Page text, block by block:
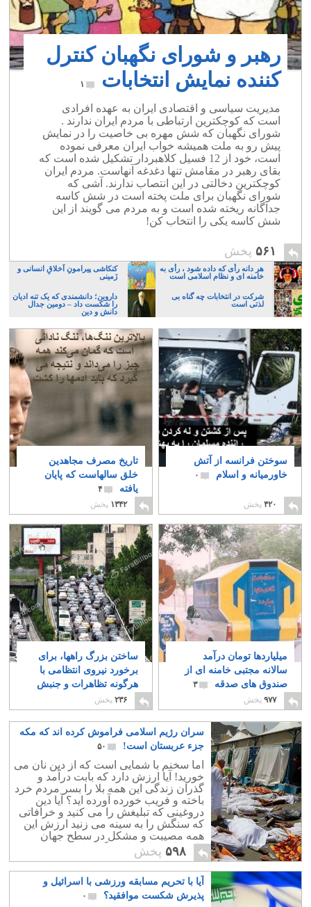
رهبر و شورای نگهبان کنترل
کننده نمایش انتخابات
۱
مدیریت سیاسی و اقتصادی ایران به عهده افرادی
است که کوچکترین ارتباطی با مردم ایران ندارند .
شورای نگهبان که شش مهره بی خاصیت را در نمایش
پیش رو به ملت همیشه خواب ایران معرفی نموده
است، خود از 12 فسیل کلاهبردار تشکیل شده است که
بقای رهبر در مقامش تنها دغدغه آنهاست. مردم ایران
کوچکترین دخالتی در این انتصاب ندارند. آشی که
شورای نگهبان برای ملت پخته است در شش کاسه
جداگانه ریخته شده است و به مردم می گویند از این
شش کاسه یکی را انتخاب کن!
۵۶۱ پخش
هر دانه رأی که داده شود ، رأی به
خامنه ای و نظام اسلامی است
کنکاشی پیرامونِ اَخلاقِ انسانی و
زَمینی
شرکت در انتخابات چه گناه بی
لذتی است
داروین؛ دانشمندی که یک تنه ادیان
را شکست داد – دومین جدال
دانش و دین
سوختن فرانسه از آتش
خاورمیانه و اسلام
۰
۴۲۰ پخش
تاریخ مصرف مجاهدین
خلق سالهاست که پایان
یافته
۴
۱۳۴۲ پخش
میلیاردها تومان درآمد
سالانه مجتبی خامنه ای از
صندوق های صدقه
۳
۹۷۷ پخش
ساختن بزرگ راهها، برای
برخورد نیروی انتظامی با
هرگونه تظاهرات و جنبش
مردمی
۲۳۶ پخش
سران رژیم اسلامی فراموش کرده اند که مکه
جزء عربستان است!
۵۰
اما سخنم با شمایی است که از دین نان می
خورید! آیا ارزش دارد که بابت درآمد و
گذران زندگی این همه بلا را بسر مردم خرد
باخته و فریب خورده آورده اید؟ آیا دین
دروغینی که تبلیغش را می کنید و خرافاتی
که سنگش را به سینه می زنید ارزش این
همه مصیبت و مشکل در سطح جهان
دارد؟ البته در ادیان دیگر نظیر هندو و
بودائیسم هم ازدحام جمعیت زائران خطر
ساز بوده و تلفات داده است ، اما شما با
این اسلامتان نوبرید! مردم بیچاره را یک
عمر فریب می دهید که از راه دین به نانی
۵۹۸ پخش
آیا با تحریم مسابقه ورزشی با اسرائیل و
پذیرش شکست موافقید؟
۰